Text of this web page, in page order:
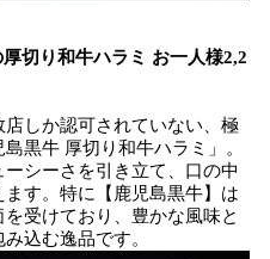
切り和牛ハラミ お一人様2,2
しか認可されていない、極
黒牛 厚切り和牛ハラミ」。
シーさを引き立て、口の中
す。特に【鹿児島黒牛】は
受けており、豊かな風味と
込む逸品です。